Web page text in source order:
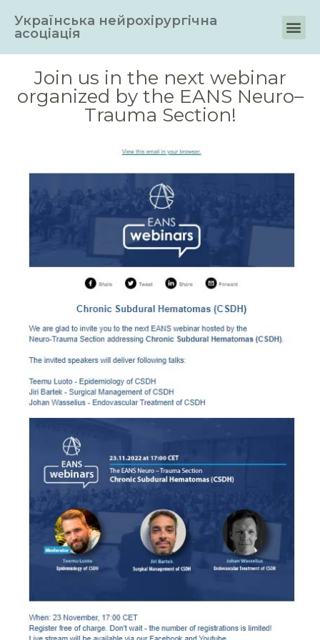
Українська нейрохірургічна
асоціація
Join us in the next webinar
organized by the EANS Neuro–
Trauma Section!